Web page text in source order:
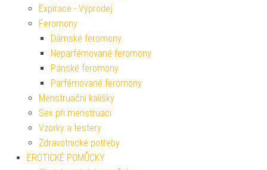
Expirace - Výprodej
Feromony
Dámské feromony
Neparfémované feromony
Pánské feromony
Parfémované feromony
Menstruační kalíšky
Sex při menstruaci
Vzorky a testery
Zdravotnické potřeby
EROTICKÉ POMŮCKY